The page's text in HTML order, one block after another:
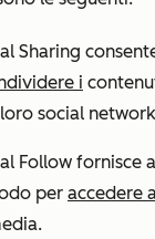
Sharing
i
social
Follow fornisce
per accedere